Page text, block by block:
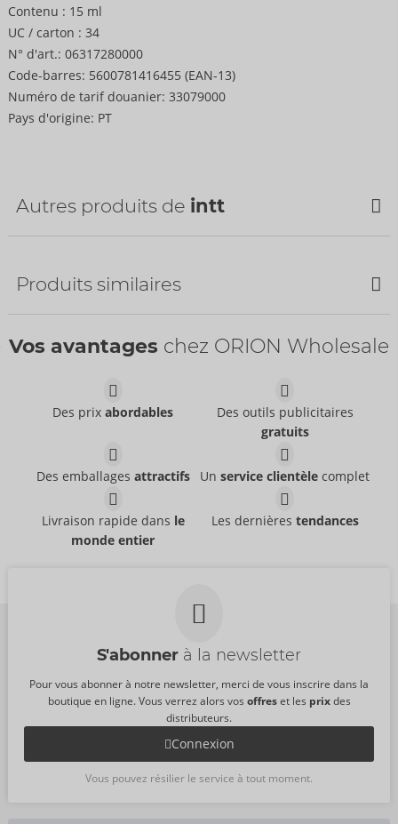
Contenu : 15 ml
UC / carton : 34
N° d'art.: 06317280000
Code-barres: 5600781416455 (EAN-13)
Numéro de tarif douanier: 33079000
Pays d'origine: PT
Autres produits de intt
PPC:15,99 €
Dimensions :12 ml
Hydra Plus
06316800000
14,95 €
Dimensions : 100 ml
Produits similaires
Vibration! Caipirinha Orgasm Now
Vos avantages chez ORION Wholesale
Des prixabordables
Des outils publicitaires
gratuits
Des emballages attractifs Unservice clientèle complet
Livraison rapide dans le
monde entier
Les dernières tendances
S'abonner à la newsletter
Pour vous abonner à notre newsletter, merci de vous inscrire dans la
boutique en ligne. Vous verrez alors vos offreset les prixdes
distributeurs.
Connexion
Vous pouvez résilier le service à tout moment.